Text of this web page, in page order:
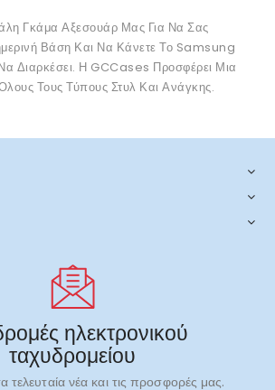
Γκάμα Αξεσουάρ Μας Για Να Σας
Βάση Και Να Κάνετε Το Samsung
Διαρκέσει. Η GCCases Προσφέρει Μια
Όλους Τους Τύπους Στυλ Και Ανάγκης.
ηλεκτρονικού
ταχυδρομείου
τελευταία νέα και τις προσφορές μας.